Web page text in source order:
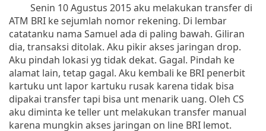
Senin 10 Agustus 2015 aku melakukan transfer di
ATM BRI ke sejumlah nomor rekening. Di lembar
catatanku nama Samuel ada di paling bawah. Giliran
dia, transaksi ditolak. Aku pikir akses jaringan drop.
Aku pindah lokasi yg tidak dekat. Gagal. Pindah ke
alamat lain, tetap gagal. Aku kembali ke BRI penerbit
kartuku unt lapor kartuku rusak karena tidak bisa
dipakai transfer tapi bisa unt menarik uang. Oleh CS
aku diminta ke teller unt melakukan transfer manual
karena mungkin akses jaringan on line BRI lemot.